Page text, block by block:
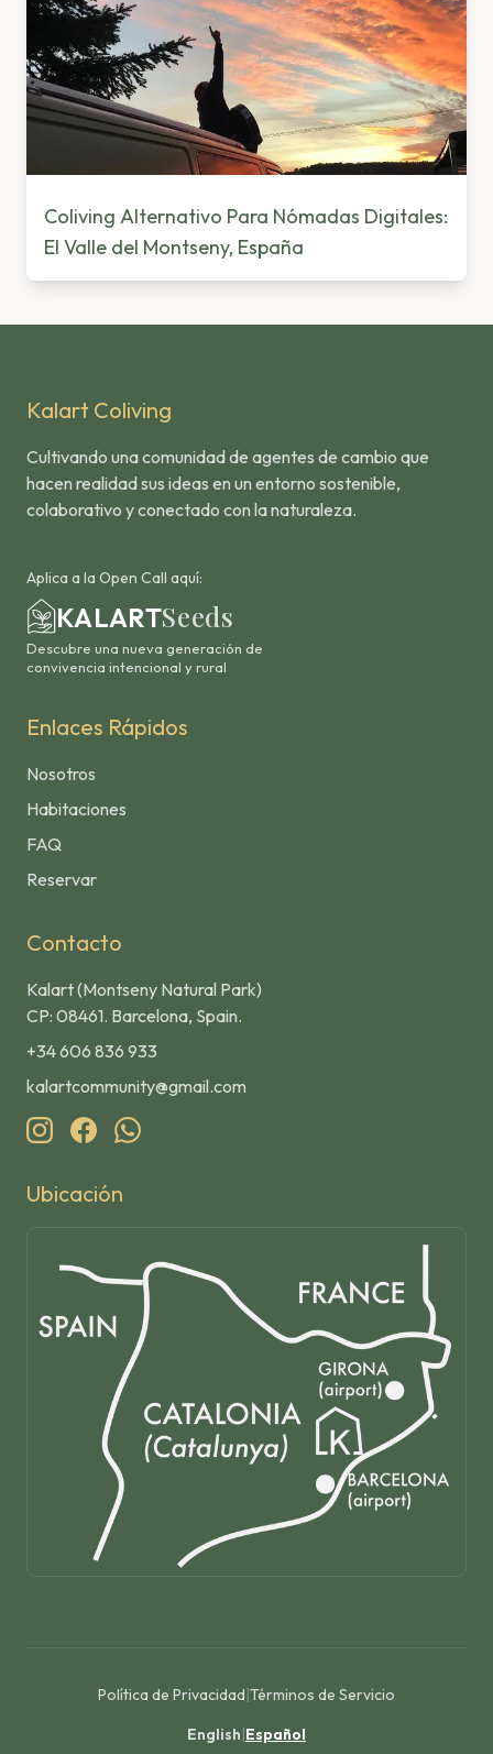
Coliving Alternativo Para Nómadas Digitales:
El Valle del Montseny, España
Kalart Coliving
Cultivando una comunidad de agentes de cambio que
hacen realidad sus ideas en un entorno sostenible,
colaborativo y conectado con la naturaleza.
Aplica a la Open Call aquí:
KALARTSeeds
Descubre una nueva generación de
convivencia intencional y rural
Enlaces Rápidos
Nosotros
Habitaciones
FAQ
Reservar
Contacto
Kalart (Montseny Natural Park)
CP: 08461. Barcelona, Spain.
+34 606 836 933
kalartcommunity@gmail.com
Ubicación
Política de Privacidad|Términos de Servicio
English|Español